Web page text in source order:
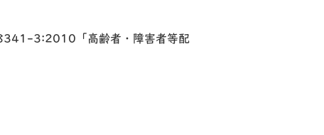
3:2010「高齢者・障害者等配